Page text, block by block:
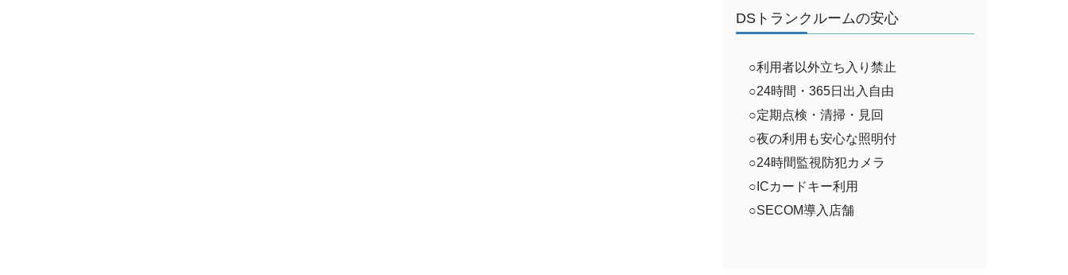
DSトランクルームの安心
○利用者以外立ち入り禁止
○24時間・365日出入自由
○定期点検・清掃・見回
○夜の利用も安心な照明付
○24時間監視防犯カメラ
○ICカードキー利用
○SECOM導入店舗